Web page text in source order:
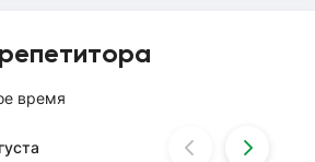
время